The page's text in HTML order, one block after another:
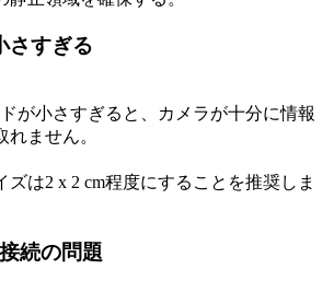
さすぎる
が小さすぎると、カメラが十分に情報
れません。
ズは2 x 2 cm程度にすることを推奨しま
続の問題